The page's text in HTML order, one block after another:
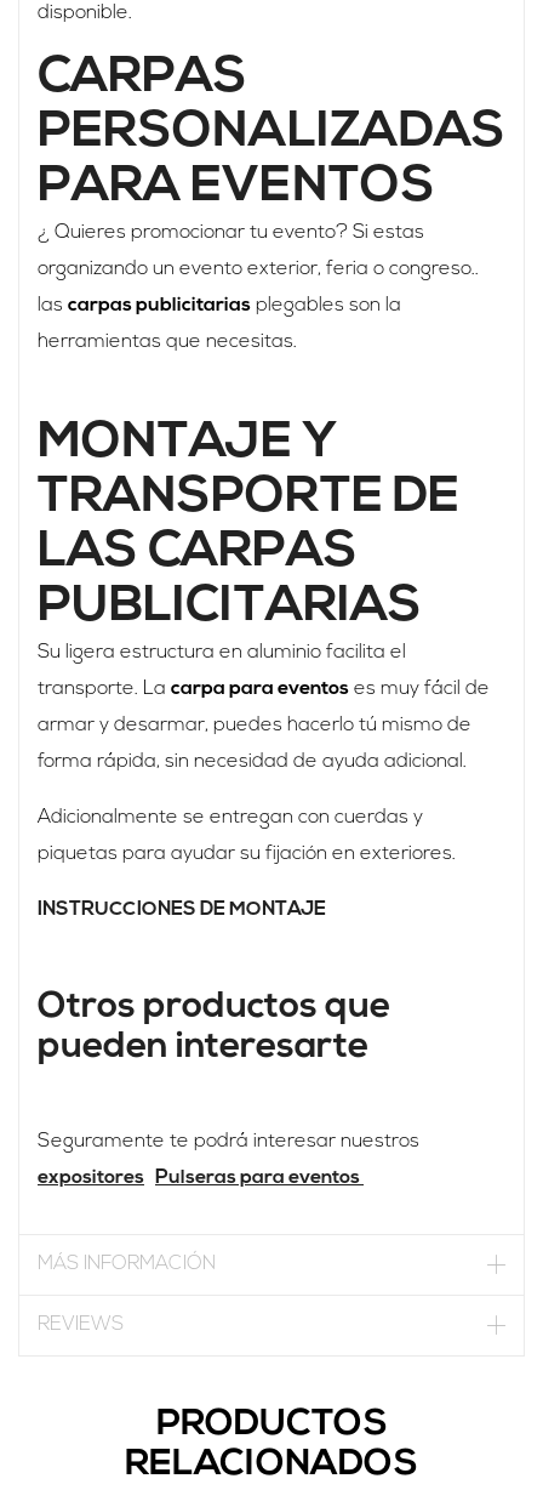
disponible.
CARPAS
PERSONALIZADAS
PARA EVENTOS
¿ Quieres promocionar tu evento? Si estas
organizando un evento exterior, feria o congreso..
las carpas publicitarias plegables son la
herramientas que necesitas.
MONTAJE Y
TRANSPORTE DE
LAS CARPAS
PUBLICITARIAS
Su ligera estructura en aluminio facilita el
transporte. La carpa para eventos es muy fácil de
armar y desarmar, puedes hacerlo tú mismo de
forma rápida, sin necesidad de ayuda adicional.
Adicionalmente se entregan con cuerdas y
piquetas para ayudar su fijación en exteriores.
INSTRUCCIONES DE MONTAJE
Otros productos que
pueden interesarte
Seguramente te podrá interesar nuestros
expositores
Pulseras para eventos
MÁS INFORMACIÓN
REVIEWS
PRODUCTOS
RELACIONADOS